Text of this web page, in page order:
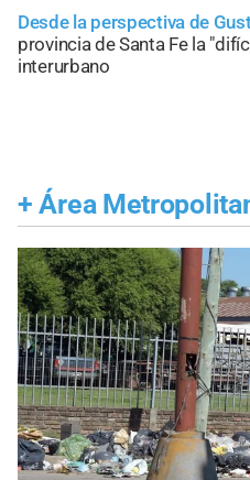
Desde la perspectiva de
provincia de Santa Fe la
interurbano
+ Área